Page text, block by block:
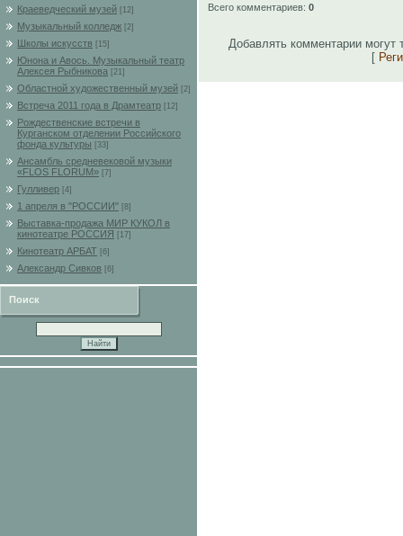
Краеведческий музей [12]
Музыкальный колледж [2]
Школы искусств [15]
Юнона и Авось. Музыкальный театр
Алексея Рыбникова
[21]
Областной художественный музей [2]
Встреча 2011 года в Драмтеатр [12]
Рождественские встречи в
Курганском отделении Российского
фонда культуры
[33]
Ансамбль средневековой музыки
«FLOS FLORUM» [7]
Гулливер [4]
1 апреля в "РОССИИ" [8]
Выставка-продажа МИР КУКОЛ в
кинотеатре РОССИЯ
[17]
Кинотеатр АРБАТ [6]
Александр Сивков [6]
Поиск
Всего комментариев: 0
Добавлять комментарии могут
[